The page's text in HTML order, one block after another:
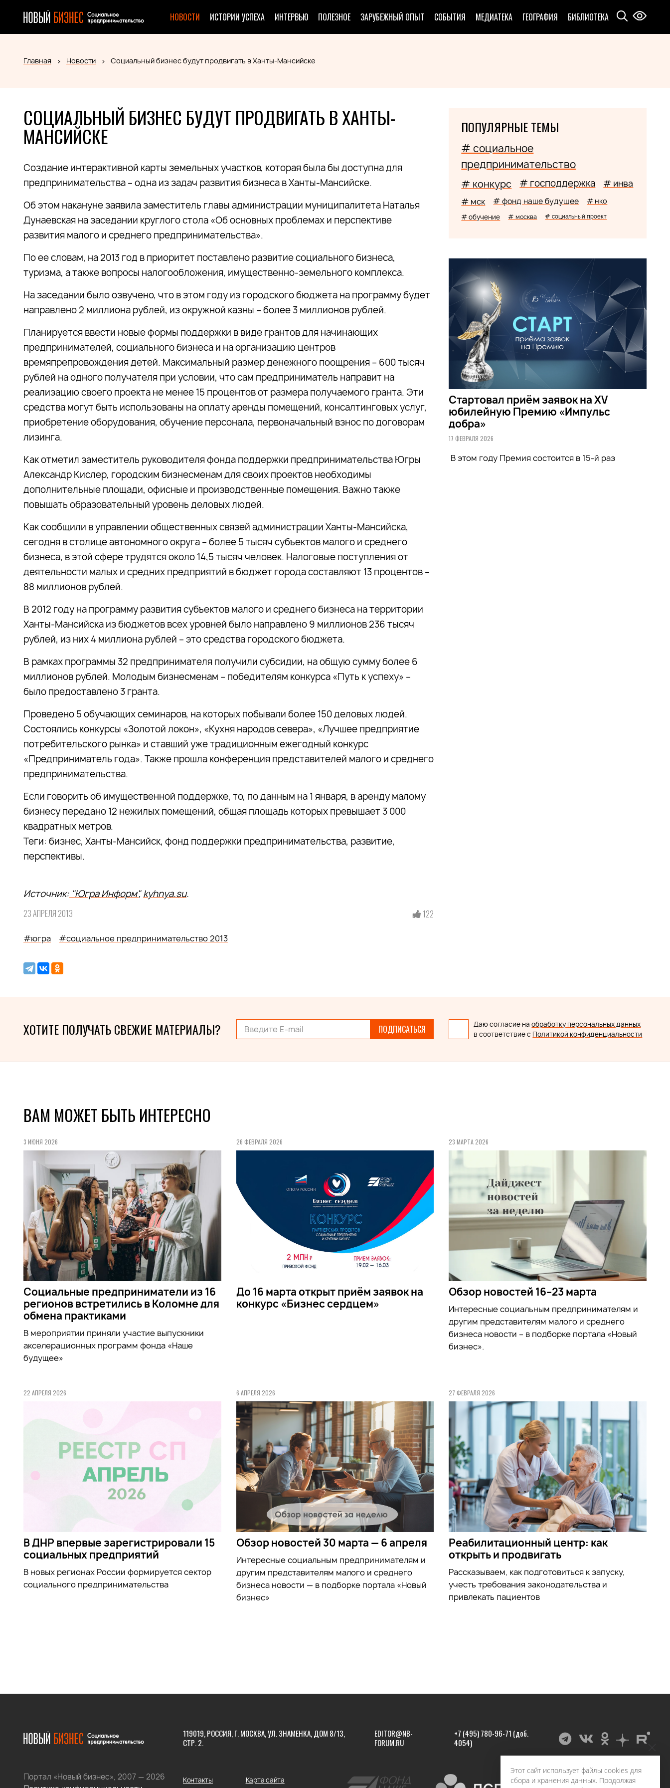
НОВОСТИ ИСТОРИИ УСПЕХА ИНТЕРВЬЮ ПОЛЕЗНОЕ ЗАРУБЕЖНЫЙ ОПЫТ СОБЫТИЯ МЕДИАТЕКА ГЕОГРАФИЯ БИБЛИОТЕКА
Главная Новости Социальный бизнес будут продвигать в Ханты-Мансийске
СОЦИАЛЬНЫЙ БИЗНЕС БУДУТ ПРОДВИГАТЬ В ХАНТЫ-
МАНСИЙСКЕ
Создание интерактивной карты земельных участков, которая была бы доступна для
предпринимательства – одна из задач развития бизнеса в Ханты-Мансийске.
Об этом накануне заявила заместитель главы администрации муниципалитета Наталья
Дунаевская на заседании круглого стола «Об основных проблемах и перспективе
развития малого и среднего предпринимательства».
По ее словам, на 2013 год в приоритет поставлено развитие социального бизнеса,
туризма, а также вопросы налогообложения, имущественно-земельного комплекса.
На заседании было озвучено, что в этом году из городского бюджета на программу будет
направлено 2 миллиона рублей, из окружной казны – более 3 миллионов рублей.
Планируется ввести новые формы поддержки в виде грантов для начинающих
предпринимателей, социального бизнеса и на организацию центров
времяпрепровождения детей. Максимальный размер денежного поощрения – 600 тысяч
рублей на одного получателя при условии, что сам предприниматель направит на
реализацию своего проекта не менее 15 процентов от размера получаемого гранта. Эти
средства могут быть использованы на оплату аренды помещений, консалтинговых услуг,
приобретение оборудования, обучение персонала, первоначальный взнос по договорам
лизинга.
Как отметил заместитель руководителя фонда поддержки предпринимательства Югры
Александр Кислер, городским бизнесменам для своих проектов необходимы
дополнительные площади, офисные и производственные помещения. Важно также
повышать образовательный уровень деловых людей.
Как сообщили в управлении общественных связей администрации Ханты-Мансийска,
сегодня в столице автономного округа – более 5 тысяч субъектов малого и среднего
бизнеса, в этой сфере трудятся около 14,5 тысяч человек. Налоговые поступления от
деятельности малых и средних предприятий в бюджет города составляют 13 процентов –
88 миллионов рублей.
В 2012 году на программу развития субъектов малого и среднего бизнеса на территории
Ханты-Мансийска из бюджетов всех уровней было направлено 9 миллионов 236 тысяч
рублей, из них 4 миллиона рублей – это средства городского бюджета.
В рамках программы 32 предпринимателя получили субсидии, на общую сумму более 6
миллионов рублей. Молодым бизнесменам – победителям конкурса «Путь к успеху» –
было предоставлено 3 гранта.
Проведено 5 обучающих семинаров, на которых побывали более 150 деловых людей.
Состоялись конкурсы «Золотой локон», «Кухня народов севера», «Лучшее предприятие
потребительского рынка» и ставший уже традиционным ежегодный конкурс
«Предприниматель года». Также прошла конференция представителей малого и среднего
предпринимательства.
Если говорить об имущественной поддержке, то, по данным на 1 января, в аренду малому
бизнесу передано 12 нежилых помещений, общая площадь которых превышает 3 000
квадратных метров.
Теги: бизнес, Ханты-Мансийск, фонд поддержки предпринимательства, развитие,
перспективы.
Источник: "Югра Информ",kyhnya.su.
23 АПРЕЛЯ 2013 122
#югра #социальное предпринимательство 2013
ПОПУЛЯРНЫЕ ТЕМЫ
# социальное
предпринимательство
# конкурс # господдержка # инва
# мск # фонд наше будущее # нко
# обучение # москва # социальный проект
Стартовал приём заявок на XV
юбилейную Премию «Импульс
добра»
17 ФЕВРАЛЯ 2026
В этом году Премия состоится в 15-й раз
ХОТИТЕ ПОЛУЧАТЬ СВЕЖИЕ МАТЕРИАЛЫ? ПОДПИСАТЬСЯ Даю согласие наобработку персональных данных
в соответствие с Политикой конфиденциальности
ВАМ МОЖЕТ БЫТЬ ИНТЕРЕСНО
3 ИЮНЯ 2026
Социальные предприниматели из 16
регионов встретились в Коломне для
обмена практиками
В мероприятии приняли участие выпускники
акселерационных программ фонда «Наше
будущее»
26 ФЕВРАЛЯ 2026
До 16 марта открыт приём заявок на
конкурс «Бизнес сердцем»
23 МАРТА 2026
Обзор новостей 16–23 марта
Интересные социальным предпринимателям и
другим представителям малого и среднего
бизнеса новости – в подборке портала «Новый
бизнес».
22 АПРЕЛЯ 2026
В ДНР впервые зарегистрировали 15
социальных предприятий
В новых регионах России формируется сектор
социального предпринимательства
6 АПРЕЛЯ 2026
Обзор новостей 30 марта — 6 апреля
Интересные социальным предпринимателям и
другим представителям малого и среднего
бизнеса новости — в подборке портала «Новый
бизнес»
27 ФЕВРАЛЯ 2026
Реабилитационный центр: как
открыть и продвигать
Рассказываем, как подготовиться к запуску,
учесть требования законодательства и
привлекать пациентов
119019, РОССИЯ, Г. МОСКВА, УЛ. ЗНАМЕНКА, ДОМ 8/13,
СТР. 2.
EDITOR@NB-
FORUM.RU
+7 (495) 780-96-71 (доб.
4054)
Портал «Новый бизнес», 2007 — 2026
Контакты Карта сайта
Этот сайт использует файлы cookies для
сбора и хранения данных. Продолжая